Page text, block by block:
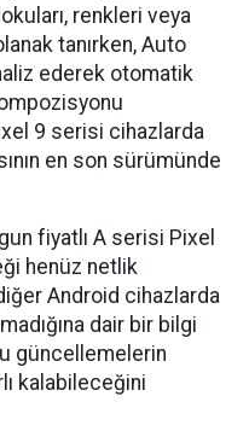
renkleri veya
tanırken, Auto
ederek otomatik
9 serisi cihazlarda
en son sürümünde
fiyatlı A serisi Pixel
henüz netlik
Android cihazlarda
dair bir bilgi
güncellemelerin
kalabileceğini